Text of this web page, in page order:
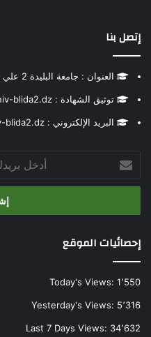
إتصل بنا
العنوان : جامعة البليدة 2 علي لونيسي - البليدة - الجزائر
توثيق الشهادة : authentification.certificat@univ-blida2.dz
البريد الإلكتروني : webmaster@univ-blida2.dz
بريدك
الإلكتروني
إحصائيات الموقع
Today's Views: 1٬550
Yesterday's Views: 5٬316
Last 7 Days Views: 34٬632